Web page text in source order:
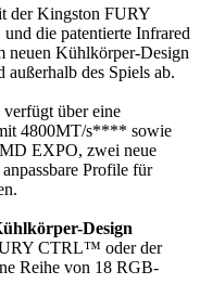
der Kingston FURY
die patentierte Infrared
neuen Kühlkörper-Design
des Spiels ab.
über eine
4800MT/s**** sowie
EXPO, zwei neue
Profile für
Design
CTRL™ oder der
Reihe von 18 RGB-